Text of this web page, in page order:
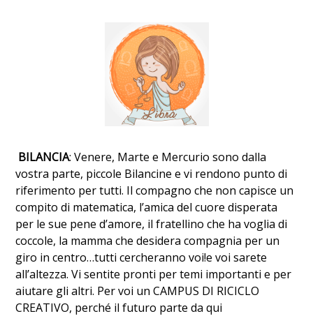
BILANCIA: Venere, Marte e Mercurio sono dalla
vostra parte, piccole Bilancine e vi rendono punto di
riferimento per tutti. Il compagno che non capisce un
compito di matematica, l’amica del cuore disperata
per le sue pene d’amore, il fratellino che ha voglia di
coccole, la mamma che desidera compagnia per un
giro in centro…tutti cercheranno voi!e voi sarete
all’altezza. Vi sentite pronti per temi importanti e per
aiutare gli altri. Per voi un CAMPUS DI RICICLO
CREATIVO, perché il futuro parte da qui